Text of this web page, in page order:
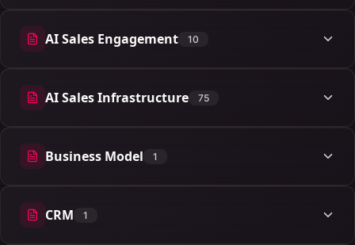
AI Sales Engagement 10
10 articles
AI Sales Infrastructure 75
75 articles
Business Model 1
1 articles
CRM 1
1 articles